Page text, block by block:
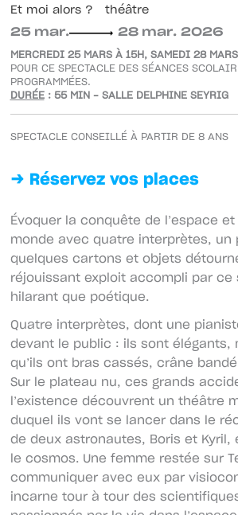
Et moi alors ? théâtre
25 mar. 28 mar. 2026
MERCREDI 25 MARS À 15H, SAMEDI 28
POUR CE SPECTACLE DES SÉANCES
PROGRAMMÉES.
DURÉE: 55 MIN – SALLE DELPHINE SEYRIG
SPECTACLE CONSEILLÉ À PARTIR DE 8 ANS
→ Réservez vos places
Évoquer la conquête de l’espace
monde avec quatre interprètes, un
quelques cartons et objets
réjouissant exploit accompli par ce
hilarant que poétique.
Quatre interprètes, dont une
devant le public : ils sont élégants,
qu’ils ont bras cassés, crâne
Sur le plateau nu, ces grands
l’existence découvrent un théâtre
duquel ils vont se lancer dans le
de deux astronautes, Boris et Kyril,
le cosmos. Une femme restée sur
communiquer avec eux par
incarne tour à tour des